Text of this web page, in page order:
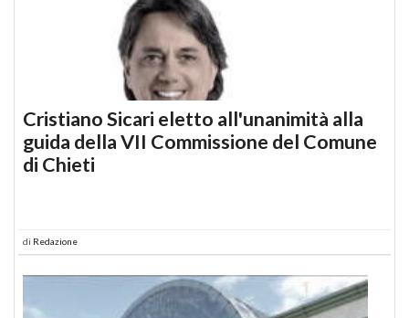
Cristiano Sicari eletto all'unanimità alla
guida della VII Commissione del Comune
di Chieti
di Redazione